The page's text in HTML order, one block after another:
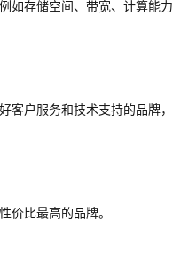
如存储空间、带宽、计算能
客户服务和技术支持的品牌
比最高的品牌。